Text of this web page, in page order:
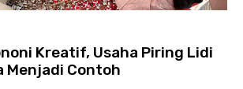
Kreatif, Usaha Piring Lidi
Menjadi Contoh